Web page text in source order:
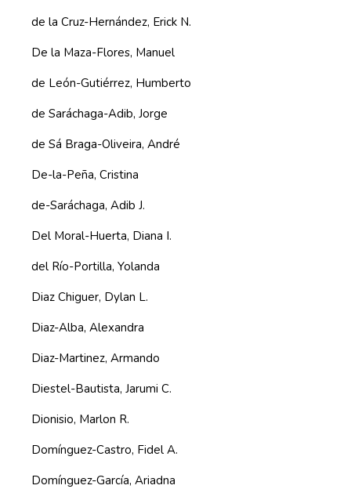
de la Cruz-Hernández, Erick N.
De la Maza-Flores, Manuel
de León-Gutiérrez, Humberto
de Saráchaga-Adib, Jorge
de Sá Braga-Oliveira, André
De-la-Peña, Cristina
de-Saráchaga, Adib J.
Del Moral-Huerta, Diana I.
del Río-Portilla, Yolanda
Diaz Chiguer, Dylan L.
Diaz-Alba, Alexandra
Diaz-Martinez, Armando
Diestel-Bautista, Jarumi C.
Dionisio, Marlon R.
Domínguez-Castro, Fidel A.
Domínguez-García, Ariadna